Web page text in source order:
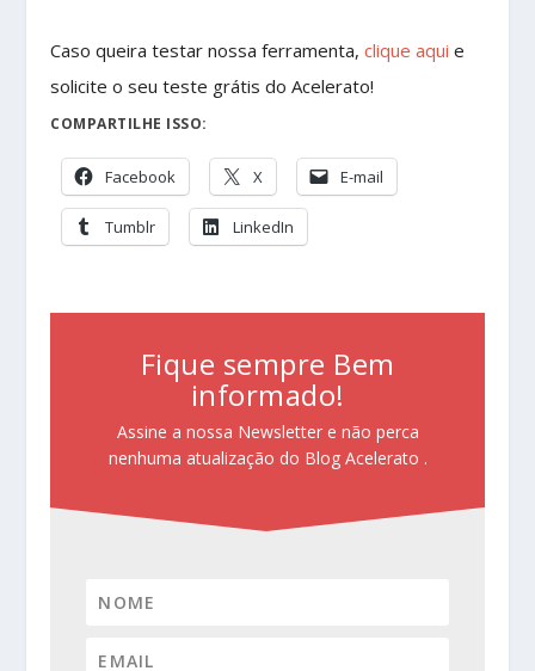
Caso queira testar nossa ferramenta,clique aqui e
solicite o seu teste grátis do Acelerato!
COMPARTILHE ISSO:
Facebook X E-mail
Tumblr LinkedIn
Fique sempre Bem
informado!
Assine a nossa Newsletter e não perca
nenhuma atualização do Blog Acelerato .